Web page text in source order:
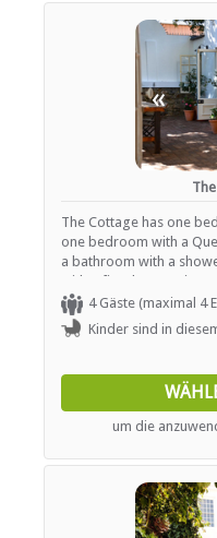
«
The Cottage has one
one bedroom with a
a bathroom with a
with a fireplace, patio
4 Gäste (maximal 4
Kinder sind in
um die